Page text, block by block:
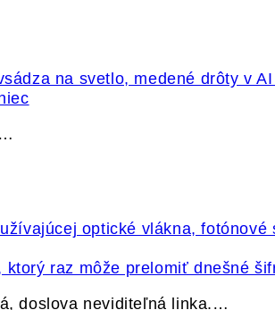
raz môže prelomiť dnešné
doslova neviditeľná linka.…